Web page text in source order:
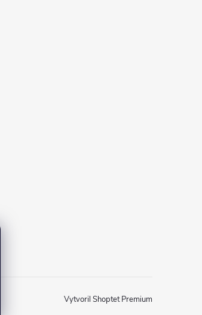
Vytvoril Shoptet Premium